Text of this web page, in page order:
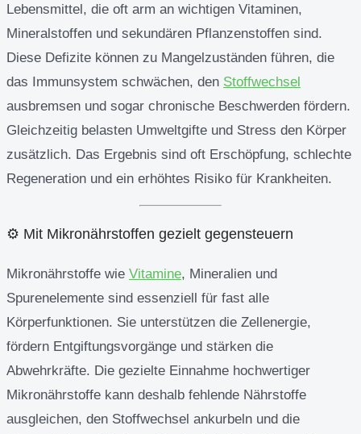
Lebensmittel, die oft arm an wichtigen Vitaminen,
Mineralstoffen und sekundären Pflanzenstoffen sind.
Diese Defizite können zu Mangelzuständen führen, die
das Immunsystem schwächen, den Stoffwechsel
ausbremsen und sogar chronische Beschwerden fördern.
Gleichzeitig belasten Umweltgifte und Stress den Körper
zusätzlich. Das Ergebnis sind oft Erschöpfung, schlechte
Regeneration und ein erhöhtes Risiko für Krankheiten.
⚙️ Mit Mikronährstoffen gezielt gegensteuern
Mikronährstoffe wie Vitamine, Mineralien und
Spurenelemente sind essenziell für fast alle
Körperfunktionen. Sie unterstützen die Zellenergie,
fördern Entgiftungsvorgänge und stärken die
Abwehrkräfte. Die gezielte Einnahme hochwertiger
Mikronährstoffe kann deshalb fehlende Nährstoffe
ausgleichen, den Stoffwechsel ankurbeln und die